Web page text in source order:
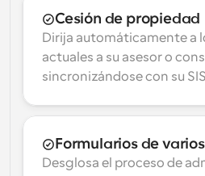
Cesión de propiedad
Dirija automáticamente a
actuales a su asesor o
sincronizándose con su
Formularios de
Desglosa el proceso de